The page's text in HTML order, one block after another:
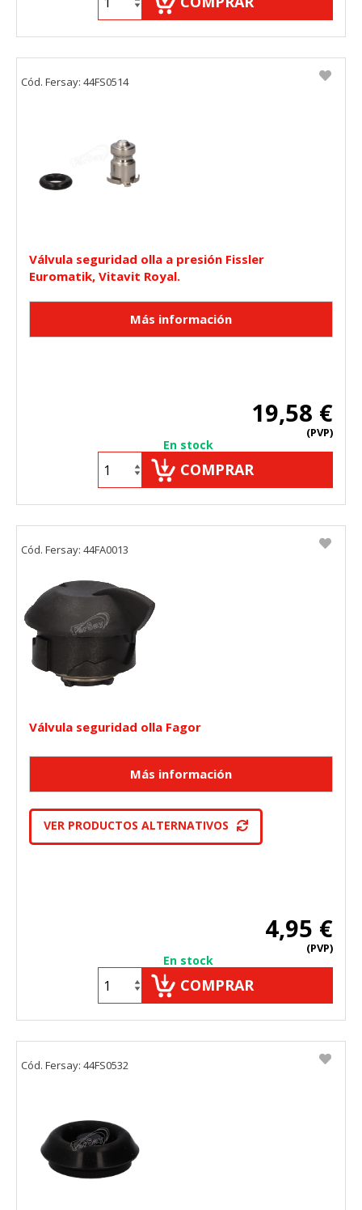
Válvula seguridad olla a presión Fissler
Euromatik, Vitavit Royal.
19,58 €
(PVP)
En stock
COMPRAR
Cód. Fersay: 44FS0514
Válvula seguridad olla Fagor
VER PRODUCTOS ALTERNATIVOS
4,95 €
(PVP)
En stock
COMPRAR
Cód. Fersay: 44FA0013
Cód. Fersay: 44FS0532
"Configuración de cookies" al pie de la página. También puedes
consultar nuestrapolítica de cookies